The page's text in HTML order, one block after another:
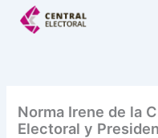
Norma Irene de la
Electoral y